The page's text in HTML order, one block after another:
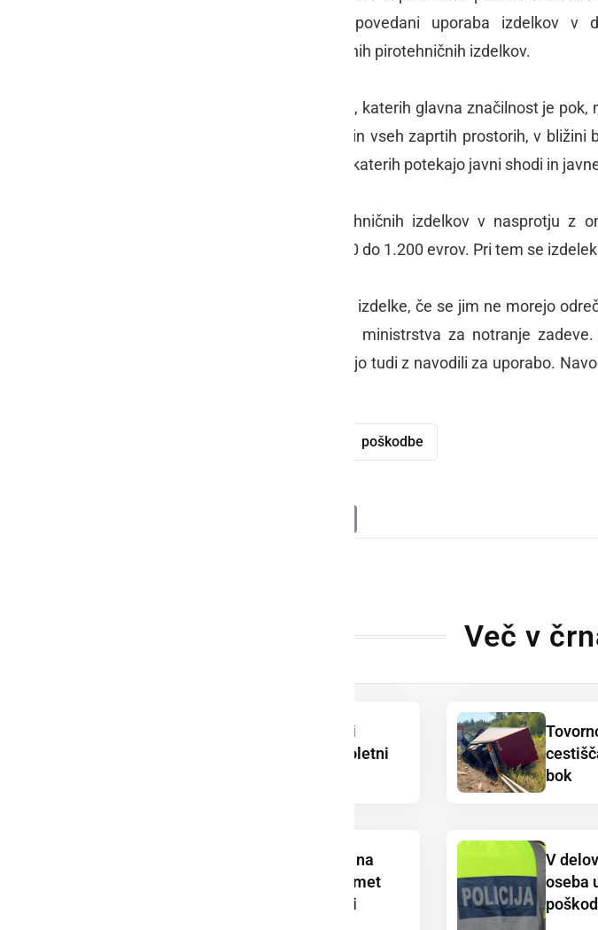
prepovedana! Prav tako sta prepovedani uporaba izdelkov v
Prepovedana pa je tudi posest takšnih pirotehničnih izdelkov.
Pirotehničnih izdelkov kategorije F1, katerih glavna značilnost je
stanovanjskih naseljih, v zgradbah in vseh zaprtih prostorih, v bližini
potniški promet in na površinah, na katerih potekajo javni shodi in
Prodaja, posest in uporaba pirotehničnih izdelkov v nasprotju z
katerega je predvidena globa od 400 do 1.200 evrov. Pri tem se
Kupci in uporabniki naj ognjemetne izdelke, če se jim ne morejo
za prodajo teh izdelkov dovoljenje ministrstva za notranje
oznako CE, dobro pa naj se seznanijo tudi z navodili za uporabo.
poškodbe
PrintFriendly
Več v
V prometni nesreči
poškodovan mladoletni
bok
Prometna nesreča na
avtocesti ovira promet
proti Murski Soboti
V
oseba